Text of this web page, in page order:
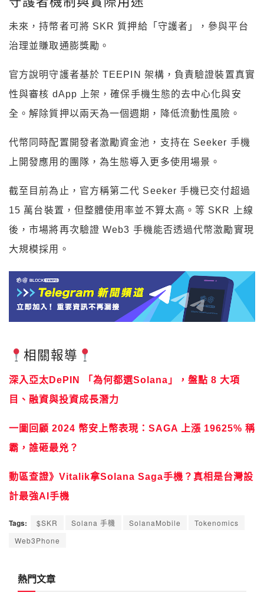
未來，持幣者可將 SKR 質押給「守護者」，參與平台
治理並賺取通膨獎勵。
官方說明守護者基於 TEEPIN 架構，負責驗證裝置真實
性與審核 dApp 上架，確保手機生態的去中心化與安
全。解除質押以兩天為一個週期，降低流動性風險。
代幣同時配置開發者激勵資金池，支持在 Seeker 手機
上開發應用的團隊，為生態導入更多使用場景。
截至目前為止，官方稱第二代 Seeker 手機已交付超過
15 萬台裝置，但整體使用率並不算太高。等 SKR 上線
後，市場將再次驗證 Web3 手機能否透過代幣激勵實現
大規模採用。
相關報導
深入亞太DePIN 「為何都選Solana」，盤點 8 大項
目、融資與投資成長潛力
一圖回顧 2024 幣安上幣表現：SAGA 上漲 19625% 稱
霸，誰砸最兇？
動區查證》Vitalik拿Solana Saga手機？真相是台灣設
計最強AI手機
Tags: $SKR Solana 手機 SolanaMobile
Tokenomics
Web3Phone
熱門文章